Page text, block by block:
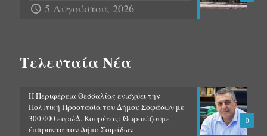
5 Αυγούστου, 2026
Τελευταία Νέα
0
Η Περιφέρεια Θεσσαλίας ενισχύει την
Πολιτική Προστασία του Δήμου Σοφάδων με
300.000 ευρώΔ. Κουρέτας: Θωρακίζουμε
έμπρακτα τον Δήμο Σοφάδων